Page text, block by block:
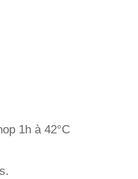
1h à 42°C